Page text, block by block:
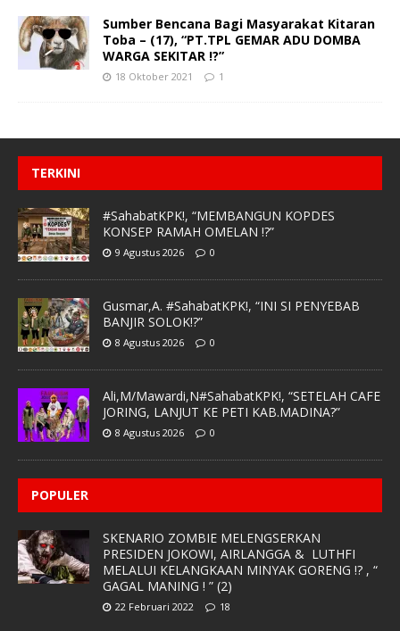
Sumber Bencana Bagi Masyarakat Kitaran
Toba – (17), “PT.TPL GEMAR ADU DOMBA
WARGA SEKITAR !?”
18 Oktober 2021 1
TERKINI
#SahabatKPK!, “MEMBANGUN KOPDES
KONSEP RAMAH OMELAN !?”
9 Agustus 2026 0
Gusmar,A. #SahabatKPK!, “INI SI PENYEBAB
BANJIR SOLOK!?”
8 Agustus 2026 0
Ali,M/Mawardi,N#SahabatKPK!, “SETELAH CAFE
JORING, LANJUT KE PETI KAB.MADINA?”
8 Agustus 2026 0
POPULER
SKENARIO ZOMBIE MELENGSERKAN
PRESIDEN JOKOWI, AIRLANGGA & LUTHFI
MELALUI KELANGKAAN MINYAK GORENG !? , “
GAGAL MANING ! ” (2)
22 Februari 2022 18